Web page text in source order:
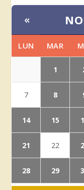
«
LUN MAR
1
7 8
14 15
21 22
28 29